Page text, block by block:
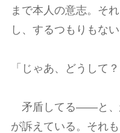
まで本人の意志。そ
し、するつもりもない
「じゃあ、どうして？
矛盾してる――と、
が訴えている。それ